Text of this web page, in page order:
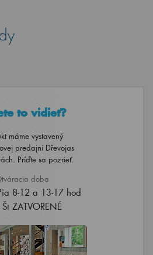
to vidieť?
máme vystavený
predajni Dřevojas
Príďte sa pozrieť.
doba
8-12 a 13-17 hod
ZATVORENÉ